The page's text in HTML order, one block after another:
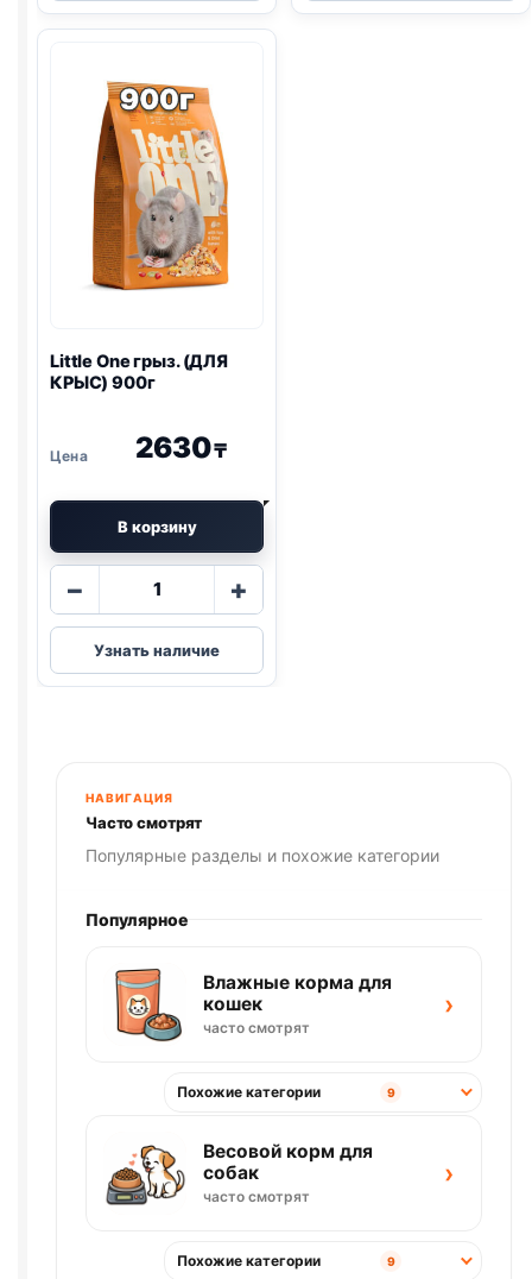
грыз.
900г
туннель
Little Oneгрыз. (ДЛЯ
КРЫС) 900г
2630₸
В корзину
−
Количество
Little
One
грыз.
+
Узнать наличие
НАВИГАЦИЯ
Часто смотрят
Популярные разделы и похожие категории
Популярное
Влажные корма для
кошек
часто смотрят
›
Похожие категории 9
Весовой корм для
собак
часто смотрят
›
Похожие категории 9